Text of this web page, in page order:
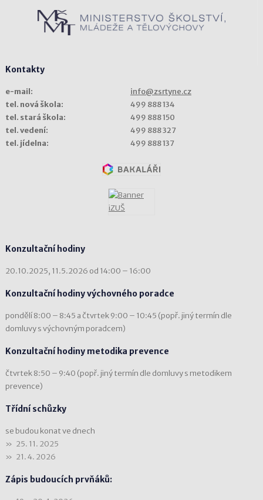
Kontakty
e-mail:
info@zsrtyne.cz
tel. nová škola:
499 888 134
tel. stará škola:
499 888 150
tel. vedení:
499 888 327
tel. jídelna:
499 888 137
Konzultační hodiny
20.10.2025, 11.5.2026 od 14:00 – 16:00
Konzultační hodiny výchovného poradce
pondělí 8:00 – 8:45 a čtvrtek 9:00 – 10:45 (popř. jiný termín dle
domluvy s výchovným poradcem)
Konzultační hodiny metodika prevence
čtvrtek 8:50 – 9:40 (popř. jiný termín dle domluvy s metodikem
prevence)
Třídní schůzky
se budou konat ve dnech
25. 11. 2025
21. 4. 2026
Zápis budoucích prvňáků: